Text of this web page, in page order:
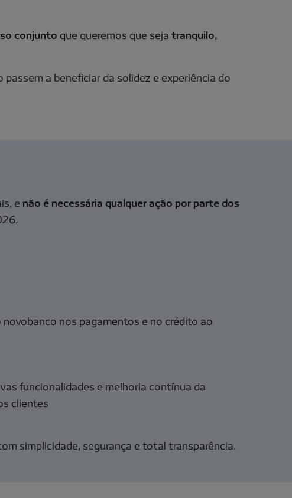
conjunto que queremos que seja tranquilo,
a beneficiar da solidez e experiência do
e não é necessária qualquer ação por parte dos
novobanco nos pagamentos e no crédito ao
funcionalidades e melhoria contínua da
clientes
simplicidade, segurança e total transparência.